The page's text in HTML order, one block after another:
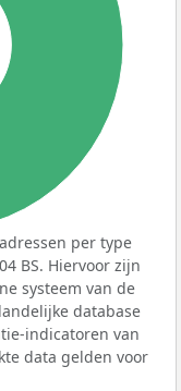
per type
BS. Hiervoor zijn
systeem van de
database
indicatoren van
data gelden voor